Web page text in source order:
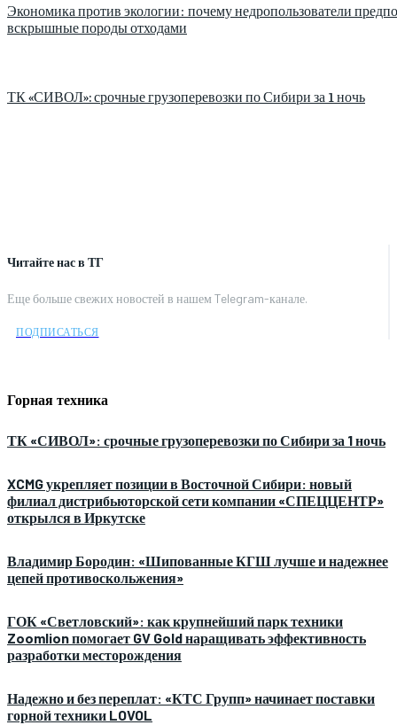
Читайте нас в ТГ
Еще больше свежих новостей в нашем Telegram-канале.
ПОДПИСАТЬСЯ
Горная техника
ТК «СИВОЛ»: срочные грузоперевозки по Сибири за 1 ночь
XCMG укрепляет позиции в Восточной Сибири: новый
филиал дистрибьюторской сети компании «СПЕЦЦЕНТР»
открылся в Иркутске
Владимир Бородин: «Шипованные КГШ лучше и надежнее
цепей противоскольжения»
ГОК «Светловский»: как крупнейший парк техники
Zoomlion помогает GV Gold наращивать эффективность
разработки месторождения
Надежно и без переплат: «КТС Групп» начинает поставки
горной техники LOVOL
Экономика против экологии: почему недропользователи
вскрышные породы отходами
ТК «СИВОЛ»: срочные грузоперевозки по Сибири за 1 ночь